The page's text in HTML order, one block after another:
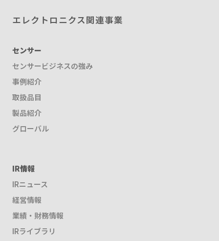
エレクトロニクス関連事業
センサー
センサービジネスの強み
事例紹介
取扱品目
製品紹介
グローバル
IR情報
IRニュース
経営情報
業績・財務情報
IRライブラリ